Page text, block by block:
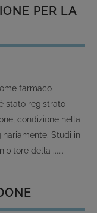
PER LA
farmaco
stato registrato
condizione nella
Studi in
della ......